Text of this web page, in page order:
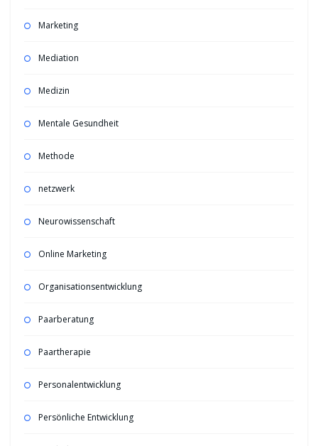
Marketing
Mediation
Medizin
Mentale Gesundheit
Methode
netzwerk
Neurowissenschaft
Online Marketing
Organisationsentwicklung
Paarberatung
Paartherapie
Personalentwicklung
Persönliche Entwicklung